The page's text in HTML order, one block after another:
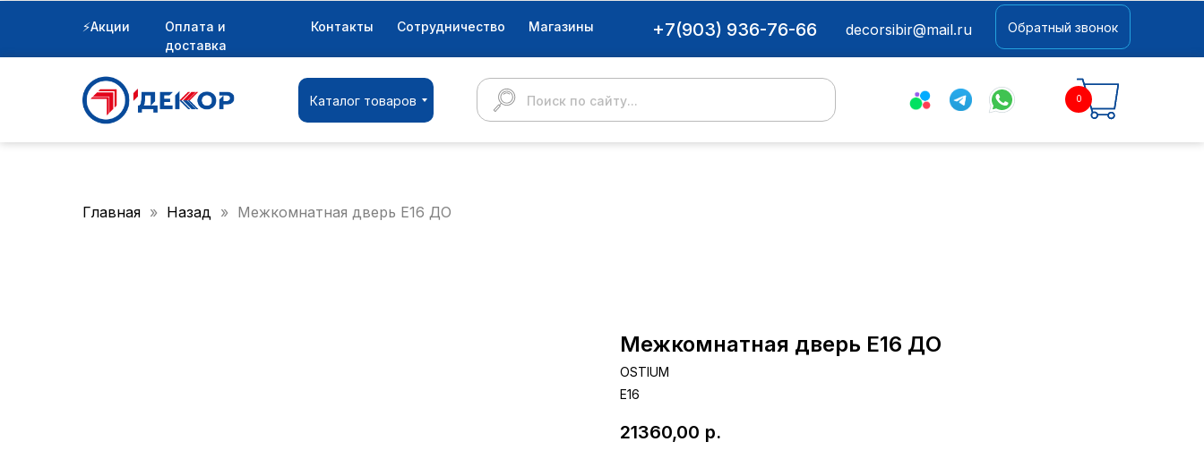
Каталог товаров
Обратный звонок
+7(903) 936-76-66
⚡Акции Контакты
Оплата и
доставка
Сотрудничество
Поиск по сайту...
Магазины decorsibir@mail.ru
0
+7(903) 936-76-66
decorsibir@mail.ru
Главная Назад Межкомнатная дверь E16 ДО
Межкомнатная дверь E16 ДО
OSTIUM
E16
21360,00 р.